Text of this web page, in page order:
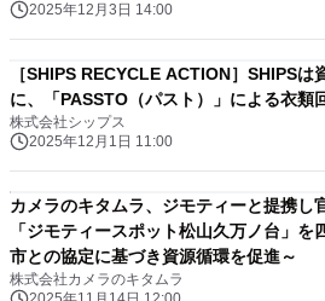
2025年12月3日 14:00
［SHIPS RECYCLE ACTION］SHIPS
に、「PASSTO（パスト）」による衣類
株式会社シップス
2025年12月1日 11:00
カメラのキタムラ、ジモティーと提携し
「ジモティースポット松山久万ノ台」
市との協定に基づき資源循環を促進～
株式会社カメラのキタムラ